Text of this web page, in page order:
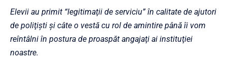
Elevii au primit “legitimaţii de serviciu” în calitate de ajutori
de poliţişti şi câte o vestă cu rol de amintire până îi vom
reîntâlni în postura de proaspăt angajaţi ai instituţiei
noastre.